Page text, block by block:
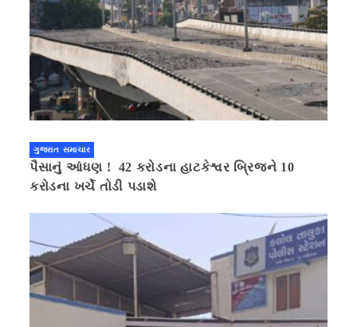
ગુજરાત સમાચાર
પૈસાનું આંધણ ! 42 કરોડના હાટકેશ્વર બ્રિજને 10
કરોડના ખર્ચે તોડી પડાશે